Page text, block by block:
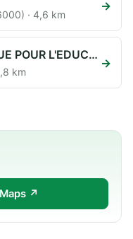
· 4,6 km
→
CENTRE CULTUREL ISLAMIQUE POUR L'EDUCATION ET L'ENSEIGNEMENT
km
→
↗